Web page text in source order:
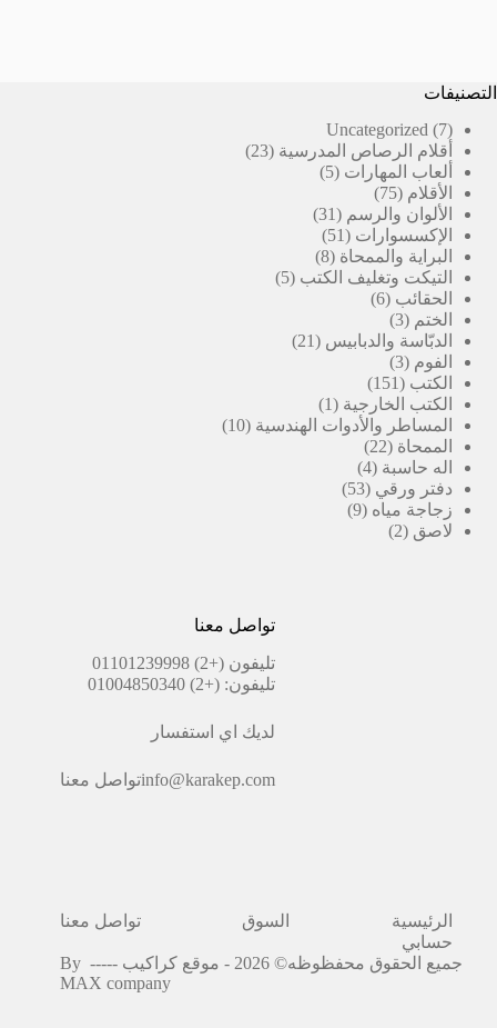
التصنيفات
Uncategorized
7
7
منتجات
أقلام الرصاص المدرسية 23
23
ألعاب المهارات 5
5
الأقلام 75
75
منتج
الألوان والرسم 31
31
الإكسسوارات 51
51
منتج
البراية والممحاة 8
8
منتجاتالتيكت وتغليف الكتب 5
5
الحقائب 6
6
الختم 3
3
منتجات
الدبّاسة والدبابيس 21
21
الفوم 3
3
منتجات
الكتب 151
151
منتج
الكتب الخارجية 1
منتج
المساطر والأدوات الهندسية 10
10
الممحاة 22
22
منتج
اله حاسبة 4
4
منتجات
دفتر ورقي 53
53
منتج
زجاجة مياه 9
9
لاصق 2
2
تواصل معنا
تليفون(+2) 01101239998
تليفون: (+2) 01004850340
لديك اي استفسار
info@karakep.comتواصل معنا
الرئيسية السوق
تواصل معنا
حسابي
جميع الحقوق محفظوظه© 2026 - موقع كراكيب -----
By
MAX company